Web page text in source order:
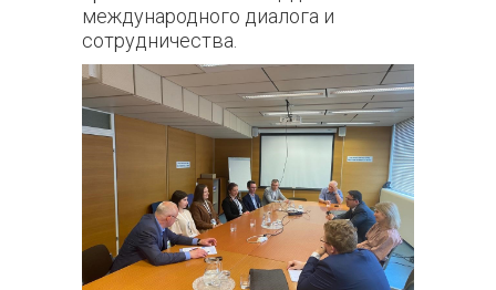
международного диалога и
сотрудничества.